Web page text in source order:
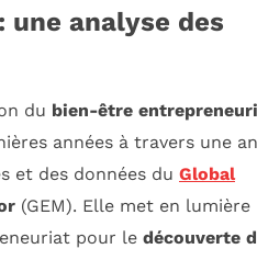
analyse des
du bien-être
années à travers une
et des données du Global
(GEM). Elle met en lumière
pour le découverte